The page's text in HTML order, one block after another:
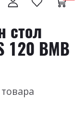
стол
120 ВМВ